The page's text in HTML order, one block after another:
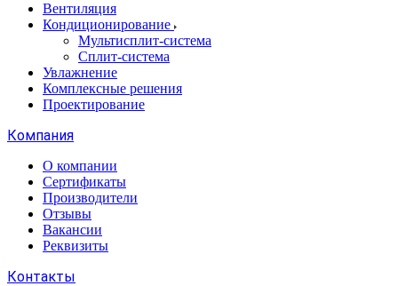
Вентиляция
Кондиционирование
Мультисплит-система
Сплит-система
Увлажнение
Комплексные решения
Проектирование
Компания
О компании
Сертификаты
Производители
Отзывы
Вакансии
Реквизиты
Контакты